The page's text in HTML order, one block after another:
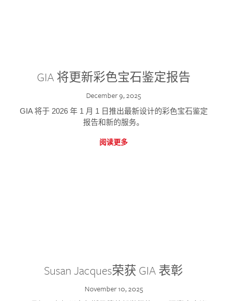
GIA 将更新彩色宝石鉴定报告
December 9, 2025
GIA 将于 2026 年 1 月 1 日推出最新设计的彩色宝石鉴定
报告和新的服务。
阅读更多
Susan Jacques荣获 GIA 表彰
November 10, 2025